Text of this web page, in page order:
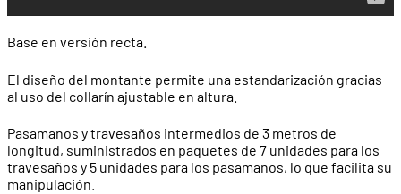
Base en versión recta.
El diseño del montante permite una estandarización gracias
al uso del collarín ajustable en altura.
Pasamanos y travesaños intermedios de 3 metros de
longitud, suministrados en paquetes de 7 unidades para los
travesaños y 5 unidades para los pasamanos, lo que facilita su
manipulación.